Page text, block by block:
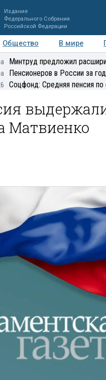
Издание
Федерального Собрания
Российской Федерации
Общество В мире
Регионы
Минтруд предложил
Пенсионеров в России за
Соцфонд: Средняя пенсия
Матвиенко